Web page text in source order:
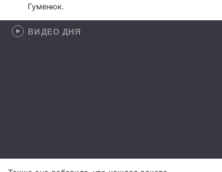
Гуменюк.
ВИДЕО ДНЯ